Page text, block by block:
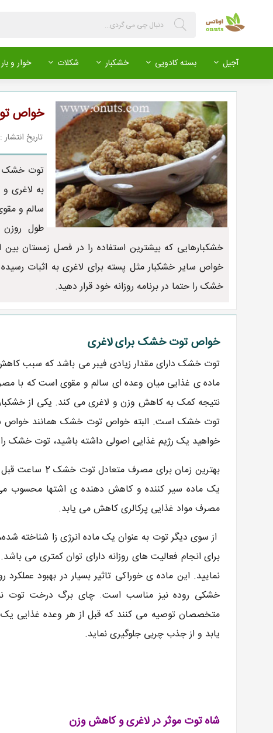
آجیل بسته کادویی خشکبار شکلات خوار و بار
خواص
تاریخ انتشار : 1399/02/07 22:45:03
توت خشک
به لاغری
سالم و
طول
خشکبارهایی که بیشترین استفاده را در فصل زمستان
خواص سایر خشکبار مثل پسته برای لاغری به اثبات
خشک را حتما در برنامه روزانه خود قرار دهید.
خواص توت خشک برای لاغری
توت خشک دارای مقدار زیادی فیبر می باشد که سبب
ماده ی غذایی میان وعده ای سالم و مقوی است که با
نتیجه کمک به کاهش وزن و لاغری می کند. یکی از
توت خشک است. البته خواص توت خشک همانند خواص
خواهید یک رژیم غذایی اصولی داشته باشید، توت خشک را
بهترین زمان
یک ماده سیر کننده و کاهش دهنده ی اشتها محسوب
مصرف مواد غذایی پرکالری کاهش می یابد.
از سوی دیگر توت به عنوان یک ماده انرژی زا شناخته
برای انجام فعالیت های روزانه دارای توان کمتری می
نمایید. این ماده ی خوراکی تاثیر بسیار در بهبود
خشکی روده نیز مناسب است. چای برگ درخت توت نیز
متخصصان توصیه می کنند که قبل از هر وعده غذایی
یابد و از جذب چربی جلوگیری نماید.
شاه توت موثر در لاغری و کاهش وزن